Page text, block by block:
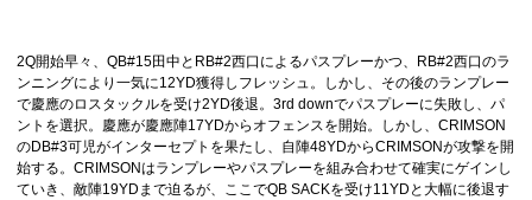
2Q開始早々、QB#15田中とRB#2西口によるパスプレーかつ、RB#2西口のラ
ンニングにより一気に12YD獲得しフレッシュ。しかし、その後のランプレー
で慶應のロスタックルを受け2YD後退。3rd downでパスプレーに失敗し、パ
ントを選択。慶應が慶應陣17YDからオフェンスを開始。しかし、CRIMSON
のDB#3可児がインターセプトを果たし、自陣48YDからCRIMSONが攻撃を開
始する。CRIMSONはランプレーやパスプレーを組み合わせて確実にゲインし
ていき、敵陣19YDまで迫るが、ここでQB SACKを受け11YDと大幅に後退す